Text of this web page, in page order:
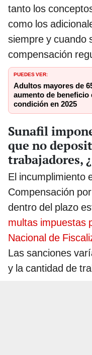
tanto los
como los
siempre y cuando
compensación
PUEDES VER:
Adultos mayores de
aumento de
condición en 2025
Sunafil
que no
trabajadores,
El incumplimiento
Compensación
dentro del plazo
multas impuestas
Nacional de
Las sanciones
y la cantidad de